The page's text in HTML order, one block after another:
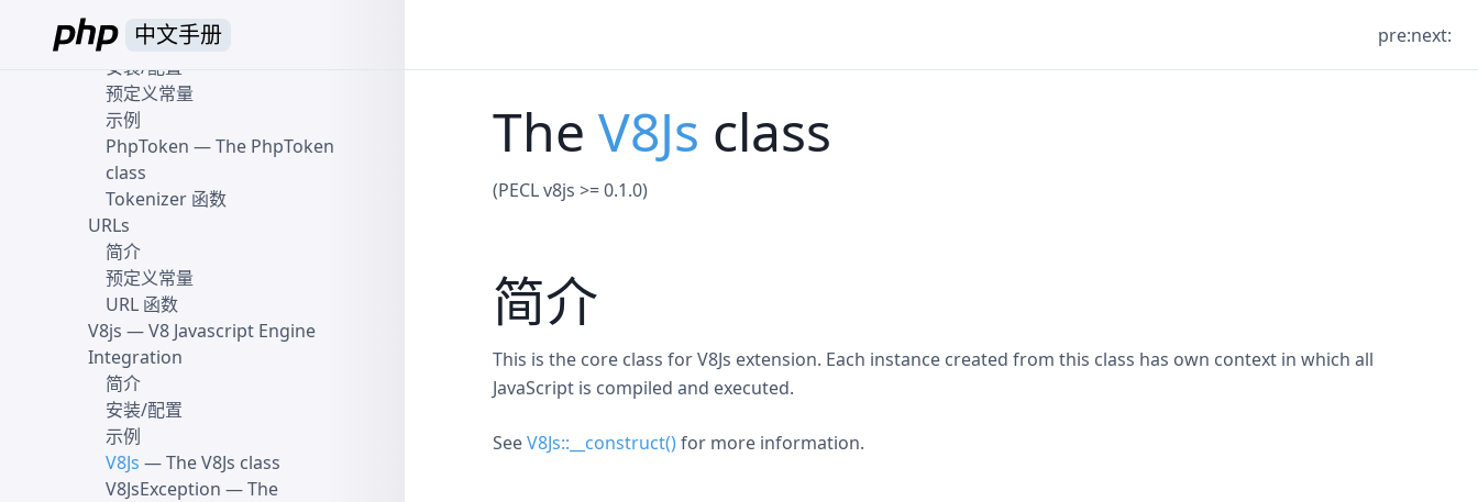
中文手册 pre:next:
The V8Js class
(PECL v8js >= 0.1.0)
简介
This is the core class for V8Js extension. Each instance created from this class has own context in which all
JavaScript is compiled and executed.
SeeV8Js::__construct()for more information.
简介
安装/配置
预定义常量
示例
PhpToken — The PhpToken
class
Tokenizer 函数
URLs
简介
预定义常量
URL 函数
V8js — V8 Javascript Engine
Integration
简介
安装/配置
示例
V8Js — The V8Js class
V8JsException — The